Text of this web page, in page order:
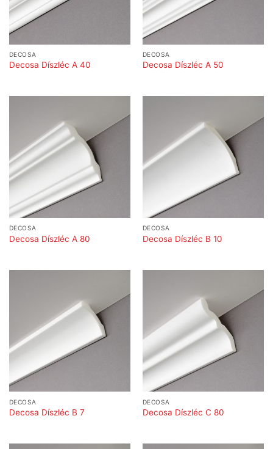
DECOSA
Decosa Díszléc A 40
DECOSA
Decosa Díszléc A 50
DECOSA
Decosa Díszléc A 80
DECOSA
Decosa Díszléc B 10
DECOSA
Decosa Díszléc B 7
DECOSA
Decosa Díszléc C 80